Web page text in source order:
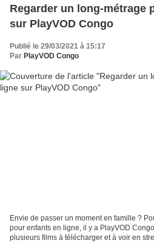
Regarder un long-métrage
sur PlayVOD Congo
Publié le 29/03/2021 à 15:17
Par PlayVOD Congo
Envie de passer un moment en famille ?
pour enfants en ligne, il y a PlayVOD
plusieurs films à télécharger et à voir en